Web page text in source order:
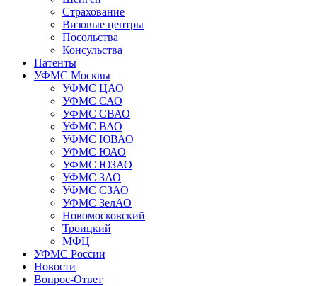
Страхование
Визовые центры
Посольства
Консульства
Патенты
УФМС Москвы
УФМС ЦАО
УФМС САО
УФМС СВАО
УФМС ВАО
УФМС ЮВАО
УФМС ЮАО
УФМС ЮЗАО
УФМС ЗАО
УФМС СЗАО
УФМС ЗелАО
Новомосковский
Троицкий
МФЦ
УФМС России
Новости
Вопрос-Ответ